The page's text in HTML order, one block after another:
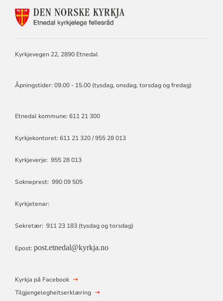
KONTAKTINFORMASJON
Kyrkjevegen 22, 2890 Etnedal
Åpningstider: 09.00 - 15.00 (tysdag, onsdag, torsdag og fredag)
Etnedal kommune: 611 21 300
Kyrkjekontoret: 611 21 320 / 955 28 013
Kyrkjeverje: 955 28 013
Sokneprest: 990 09 505
Kyrkjetenar:
Sekretær: 911 23 183 (tysdag og torsdag)
Epost: post.etnedal@kyrkja.no
Kyrkja på Facebook
Tilgjengelegheitserklæring